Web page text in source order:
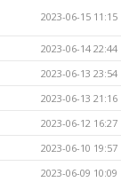
2023-06-15 11:15
2023-06-14 22:44
2023-06-13 23:54
2023-06-13 21:16
2023-06-12 16:27
2023-06-10 19:57
2023-06-09 10:09